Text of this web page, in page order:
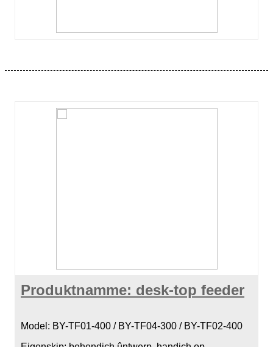
Produktnamme: desk-top feeder
Model: BY-TF01-400 / BY-TF04-300 / BY-TF02-400